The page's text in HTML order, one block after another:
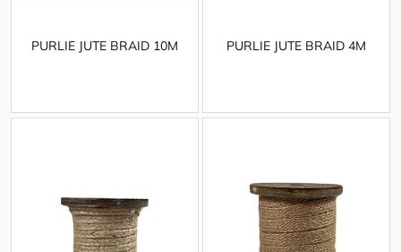
PURLIE JUTE BRAID 10M PURLIE JUTE BRAID 4M